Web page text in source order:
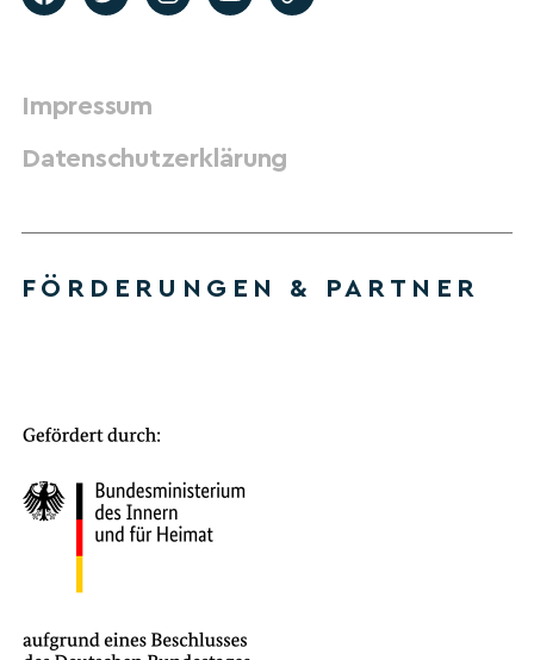
Impressum
Datenschutzerklärung
FÖRDERUNGEN & PARTNER